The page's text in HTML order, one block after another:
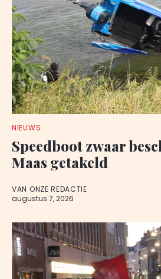
NIEUWS
Speedboot zwaar
Maas getakeld
VAN ONZE REDACTIE
augustus 7, 2026